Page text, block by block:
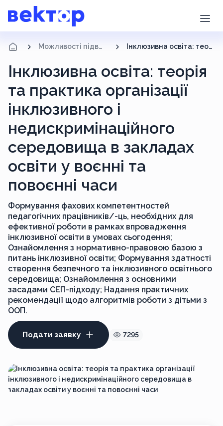
Можливості підвищення кваліфікації Інклюзивна освіта: теорія та практика організації інклюзивного і недискримінаційного середовища в закладах освіти у воєнні та повоєнні часи
Інклюзивна освіта: теорія
та практика організації
інклюзивного і
недискримінаційного
середовища в закладах
освіти у воєнні та
повоєнні часи
Формування фахових компетентностей
педагогічних працівників/-ць, необхідних для
ефективної роботи в рамках впровадження
інклюзивної освіти в умовах сьогодення;
Ознайомлення з нормативно-правовою базою з
питань інклюзивної освіти; Формування здатності
створення безпечного та інклюзивного освітнього
середовища; Ознайомлення з основними
засадами СЕП-підходу; Надання практичних
рекомендації щодо алгоритмів роботи з дітьми з
ООП.
Подати заявку 7295